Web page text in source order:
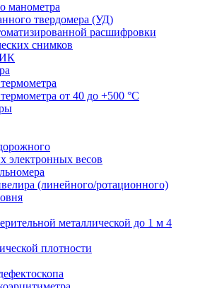
манометра
твердомера (УД)
расшифровки
снимков
от 40 до +500 °С
электронных весов
(линейного/ротационного)
металлической до 1 м 4
плотности